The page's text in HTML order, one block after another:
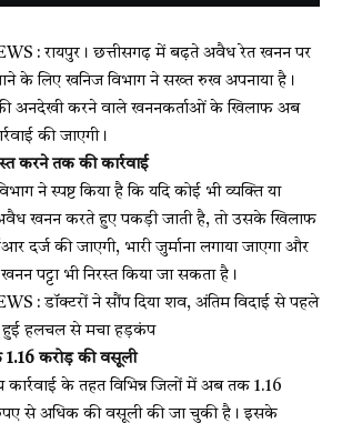
: रायपुर। छत्तीसगढ़ में बढ़ते अवैध रेत खनन पर
के लिए खनिज विभाग ने सख्त रुख अपनाया है।
की अनदेखी करने वाले खननकर्ताओं के खिलाफ अब
की जाएगी।
करने तक की कार्रवाई
ने स्पष्ट किया है कि यदि कोई भी व्यक्ति या
खनन करते हुए पकड़ी जाती है, तो उसके खिलाफ
दर्ज की जाएगी, भारी जुर्माना लगाया जाएगा और
पट्टा भी निरस्त किया जा सकता है।
: डॉक्टरों ने सौंप दिया शव, अंतिम विदाई से पहले
हुई हलचल से मचा हड़कंप
करोड़ की वसूली
कार्रवाई के तहत विभिन्न जिलों में अब तक 1.16
से अधिक की वसूली की जा चुकी है। इसके